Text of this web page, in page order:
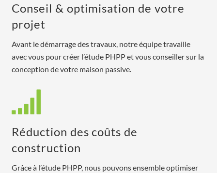
Conseil & optimisation de votre
projet
Avant le démarrage des travaux, notre équipe travaille
avec vous pour créer l’étude PHPP et vous conseiller sur la
conception de votre maison passive.
Réduction des coûts de
construction
Grâce à l’étude PHPP, nous pouvons ensemble optimiser